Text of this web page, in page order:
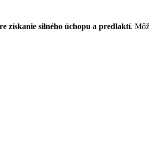
získanie silného úchopu a predlaktí.